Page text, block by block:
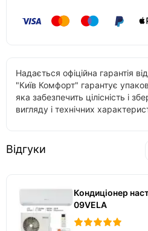
Надається офіційна гарантія
"Київ Комфорт" гарантує
яка забезпечить цілісність і
вигляду і технічних
Відгуки
Кондиціонер
09VELA